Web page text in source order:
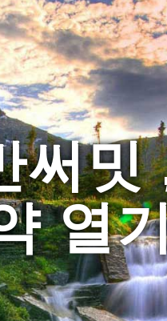
써
열